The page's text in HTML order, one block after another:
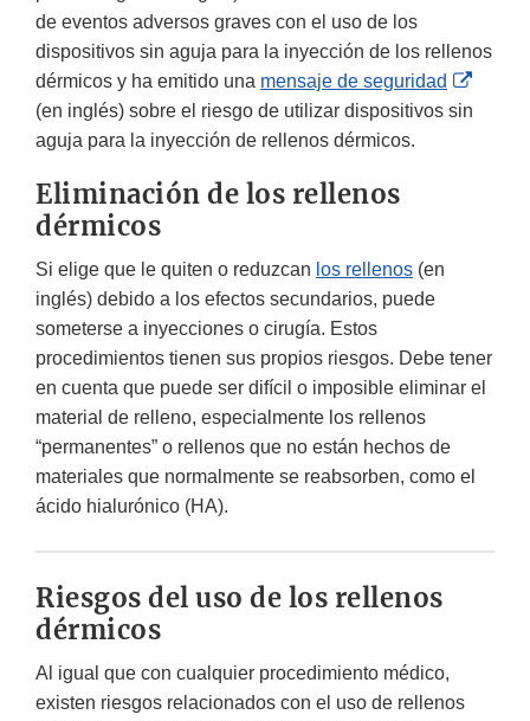
de eventos adversos graves con el uso de los
dispositivos sin aguja para la inyección de los rellenos
dérmicos y ha emitido una mensaje de seguridad
Link
(en inglés) sobre el riesgo de utilizar dispositivos sin
aguja para la inyección de rellenos dérmicos.
Eliminación de los rellenos
dérmicos
Si elige que le quiten o reduzcan los rellenos (en
inglés) debido a los efectos secundarios, puede
someterse a inyecciones o cirugía. Estos
procedimientos tienen sus propios riesgos. Debe tener
en cuenta que puede ser difícil o imposible eliminar el
material de relleno, especialmente los rellenos
“permanentes” o rellenos que no están hechos de
materiales que normalmente se reabsorben, como el
ácido hialurónico (HA).
Riesgos del uso de los rellenos
dérmicos
Al igual que con cualquier procedimiento médico,
existen riesgos relacionados con el uso de rellenos